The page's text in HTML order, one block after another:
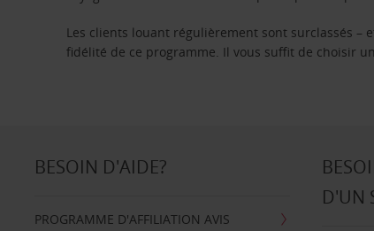
Les clients louant régulièrement sont surclassés
fidélité de ce programme. Il vous suffit de choisir
BESOIN D'AIDE?
PROGRAMME D'AFFILIATION AVIS
D'UN